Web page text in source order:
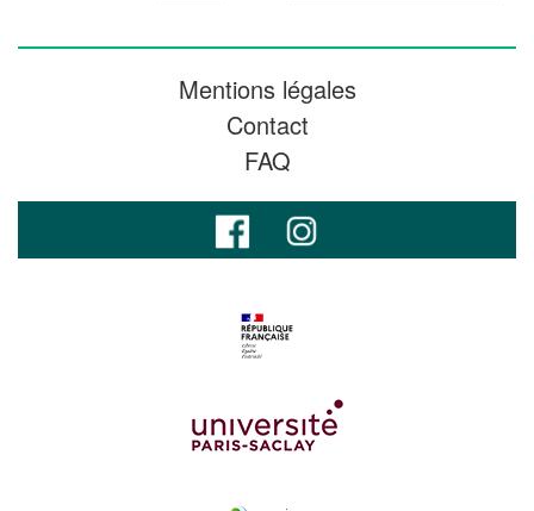
Mentions légales
Contact
FAQ